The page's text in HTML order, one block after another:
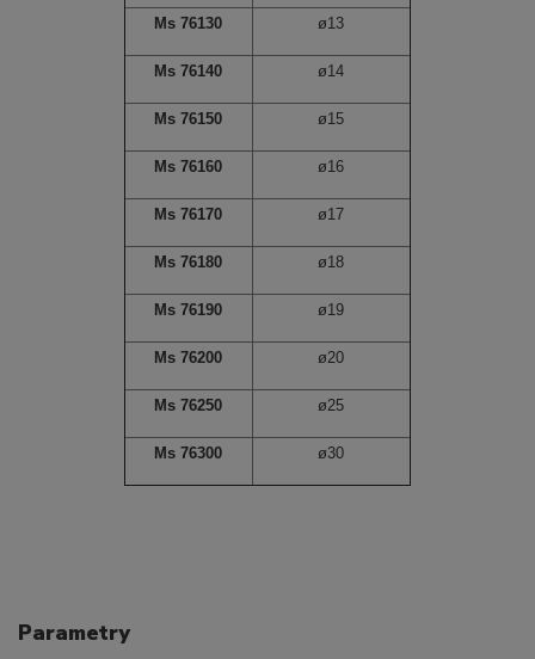
Ms 76130 ø13
Ms 76140 ø14
Ms 76150 ø15
Ms 76160 ø16
Ms 76170 ø17
Ms 76180 ø18
Ms 76190 ø19
Ms 76200 ø20
Ms 76250 ø25
Ms 76300 ø30
Parametry